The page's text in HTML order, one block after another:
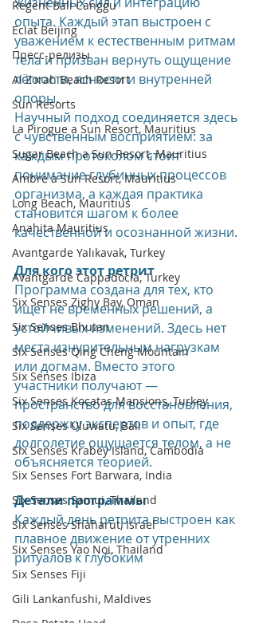
Regent Bali Canggu
Eclat Beijing
Пресс-релизы
Al Zorah Beach Resort
Sun Resorts
La Pirogue a Sun Resort, Mauritius
Sugar Beach a Sun Resort, Mauritius
Ambre a Sun Resort, Mauritius
Long Beach, Mauritius
Anahita Mauritius
Avantgarde Yalıkavak, Turkey
Avantgarde Cappadocia, Turkey
Six Senses Zighy Bay, Oman
Six Senses Bhutan
Six Senses Qing Cheng Mountain
Six Senses Ibiza
Six Senses Kocatas Mansions, Turkey
Six Senses Uluwatu, Bali
Six Senses Krabey Island, Cambodia
Six Senses Fort Barwara, India
Six Senses Samui, Thailand
Six Senses Shaharut, Israel
Six Senses Yao Noi, Thailand
Six Senses Fiji
Gili Lankanfushi, Maldives
опыта. Каждый этап выстроен с
уважением к естественным ритмам
тела и призван вернуть ощущение
лёгкости, ясности и внутренней
опоры.
Научный подход соединяется здесь
с чувственным восприятием: за
каждым протоколом стоит
понимание глубинных процессов
организма, а каждая практика
становится шагом к более
качественной и осознанной жизни.
Для кого этот ретрит
Программа создана для тех, кто
ищет не временных решений, а
устойчивых изменений. Здесь нет
места изнурительным нагрузкам
или догмам. Вместо этого
участники получают —
пространство для восстановления,
поддержку экспертов и опыт, где
долголетие ощущается телом, а не
объясняется теорией.
Детали программы
Каждый день ретрита выстроен как
плавное движение от утренних
ритуалов к глубоким